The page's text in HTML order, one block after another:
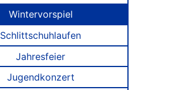
Wintervorspiel
Schlittschuh­laufen
Jahresfeier
Jugendkonzert